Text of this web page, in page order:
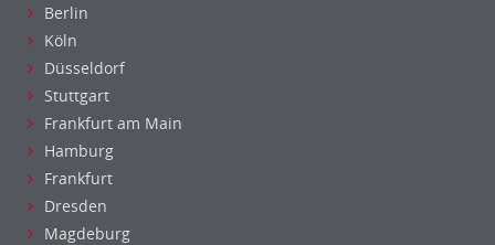
Berlin
Köln
Düsseldorf
Stuttgart
Frankfurt am Main
Hamburg
Frankfurt
Dresden
Magdeburg